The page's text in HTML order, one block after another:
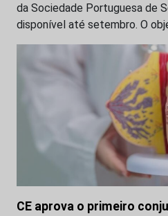
da Sociedade Portuguesa de
disponível até setembro. O
CE aprova o primeiro